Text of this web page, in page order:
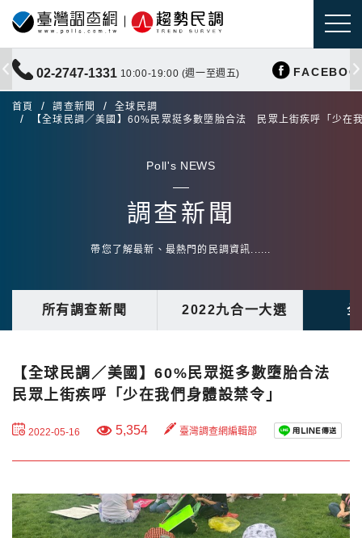
02-2747-1331 10:00-19:00 (週一至週五)
首頁 調查新聞
全球民調
【全球民調／美國】60%民眾挺多數墮胎合法 民眾上街疾呼「少在
Poll's NEWS
調查新聞
帶您了解最新、最熱門的民調資訊......
所有調查新聞 2022九合一大選
【全球民調／美國】60%民眾挺多數墮胎合法
民眾上街疾呼「少在我們身體設禁令」
2022-05-16 5,354 臺灣調查網編輯部